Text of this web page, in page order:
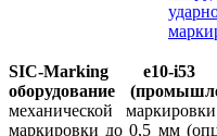
SIC-Marking e10-i53
оборудование
механической
маркировки до 0,5 мм